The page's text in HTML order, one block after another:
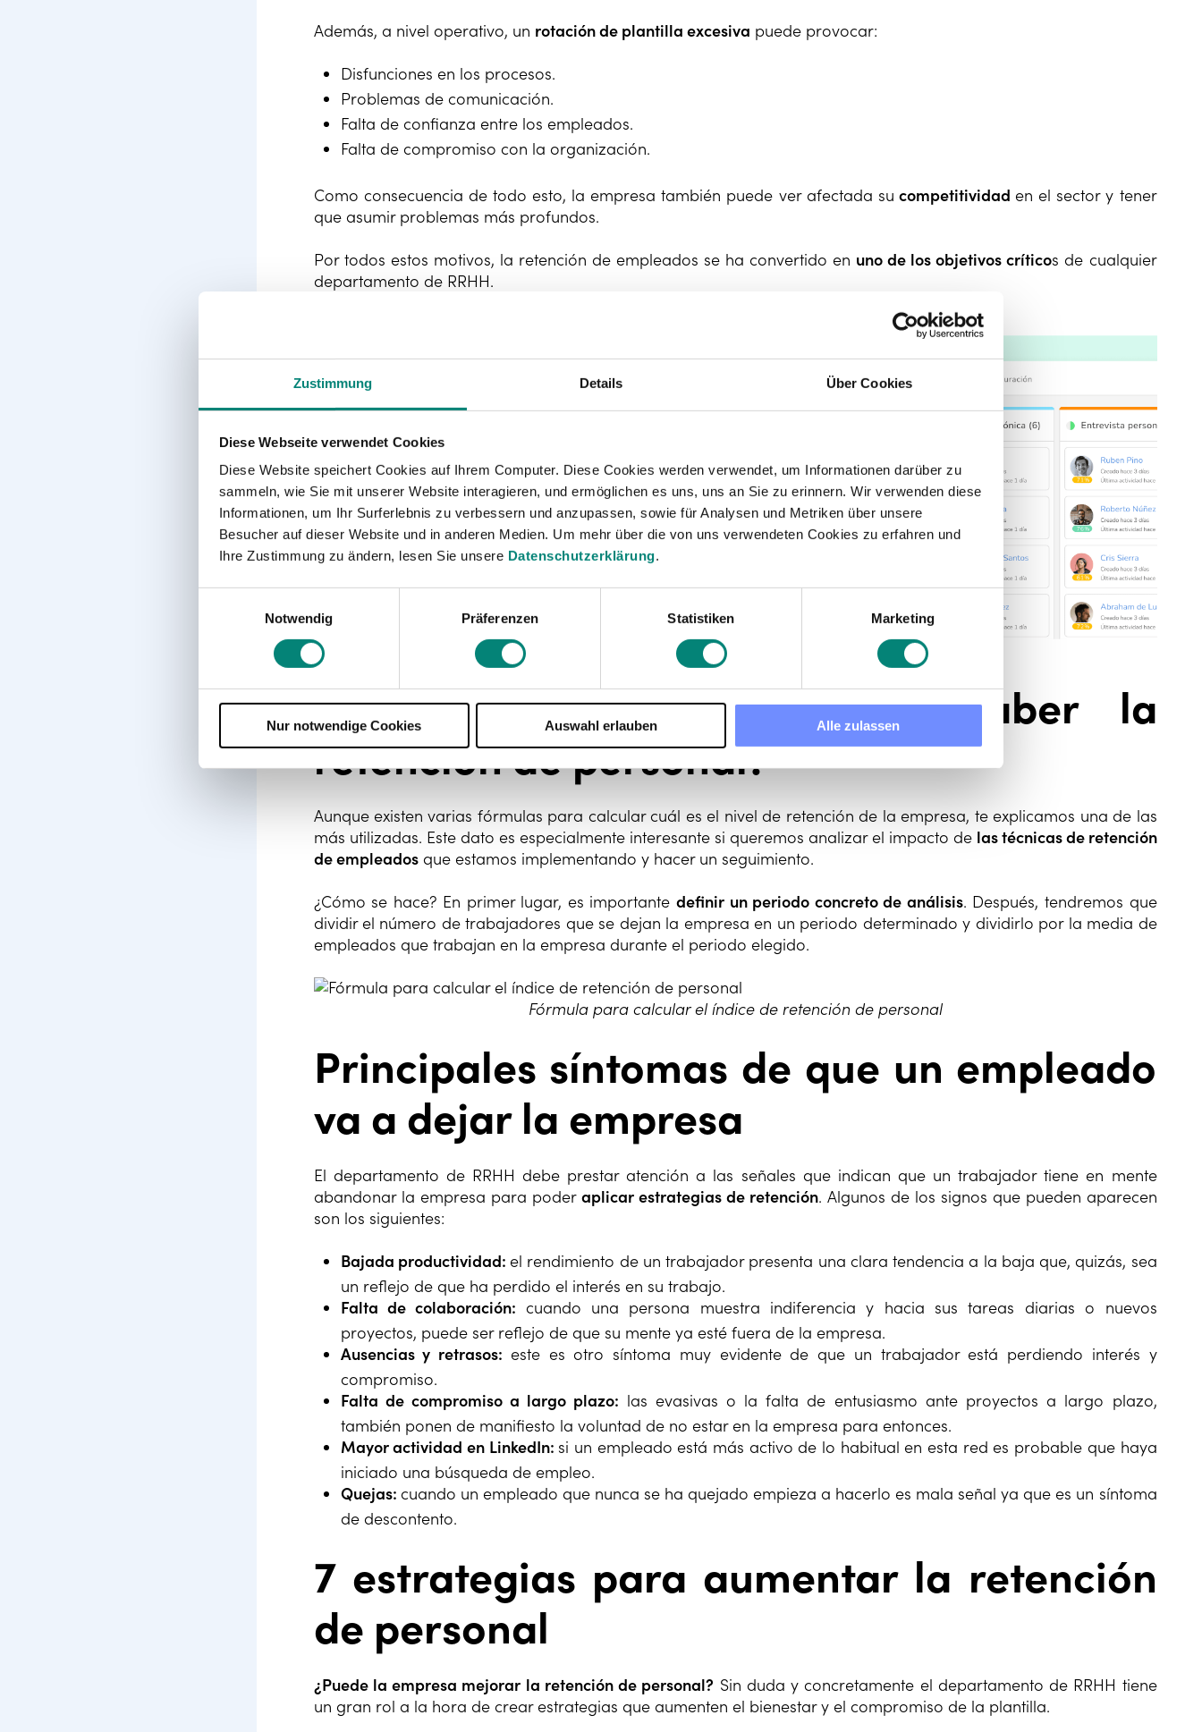
Zustimmung Details Über Cookies
Diese Webseite verwendet Cookies
Diese Website speichert Cookies auf Ihrem Computer. Diese Cookies werden verwendet, um Informationen darüber zu
sammeln, wie Sie mit unserer Website interagieren, und ermöglichen es uns, uns an Sie zu erinnern. Wir verwenden diese
Informationen, um Ihr Surferlebnis zu verbessern und anzupassen, sowie für Analysen und Metriken über unsere
Besucher auf dieser Website und in anderen Medien. Um mehr über die von uns verwendeten Cookies zu erfahren und
Ihre Zustimmung zu ändern, lesen Sie unsere Datenschutzerklärung.
Notwendig
Präferenzen Statistiken Marketing
Nur notwendige Cookies Auswahl erlauben Alle zulassen
Además, a nivel operativo, un rotación de plantilla excesiva puede provocar:
Disfunciones en los procesos.
Problemas de comunicación.
Falta de confianza entre los empleados.
Falta de compromiso con la organización.
Como consecuencia de todo esto, la empresa también puede ver afectada su competitividad en el sector y tener
que asumir problemas más profundos.
Por todos estos motivos, la retención de empleados se ha convertido en uno de los objetivos críticos de cualquier
departamento de RRHH.
¿Cuál es la fórmula para saber la
retención de personal?
Aunque existen varias fórmulas para calcular cuál es el nivel de retención de la empresa, te explicamos una de las
más utilizadas. Este dato es especialmente interesante si queremos analizar el impacto de las técnicas de retención
de empleadosque estamos implementando y hacer un seguimiento.
¿Cómo se hace? En primer lugar, es importante definir un periodo concreto de análisis. Después, tendremos que
dividir el número de trabajadores que se dejan la empresa en un periodo determinado y dividirlo por la media de
empleados que trabajan en la empresa durante el periodo elegido.
Fórmula para calcular el índice de retención de personal
Principales síntomas de que un empleado
va a dejar la empresa
El departamento de RRHH debe prestar atención a las señales que indican que un trabajador tiene en mente
abandonar la empresa para poder aplicar estrategias de retención. Algunos de los signos que pueden aparecen
son los siguientes:
Bajada productividad: el rendimiento de un trabajador presenta una clara tendencia a la baja que, quizás, sea
un reflejo de que ha perdido el interés en su trabajo.
Falta de colaboración: cuando una persona muestra indiferencia y hacia sus tareas diarias o nuevos
proyectos, puede ser reflejo de que su mente ya esté fuera de la empresa.
Ausencias y retrasos: este es otro síntoma muy evidente de que un trabajador está perdiendo interés y
compromiso.
Falta de compromiso a largo plazo: las evasivas o la falta de entusiasmo ante proyectos a largo plazo,
también ponen de manifiesto la voluntad de no estar en la empresa para entonces.
Mayor actividad en LinkedIn: si un empleado está más activo de lo habitual en esta red es probable que haya
iniciado una búsqueda de empleo.
Quejas: cuando un empleado que nunca se ha quejado empieza a hacerlo es mala señal ya que es un síntoma
de descontento.
7 estrategias para aumentar la retención
de personal
¿Puede la empresa mejorar la retención de personal? Sin duda y concretamente el departamento de RRHH tiene
un gran rol a la hora de crear estrategias que aumenten el bienestar y el compromiso de la plantilla.